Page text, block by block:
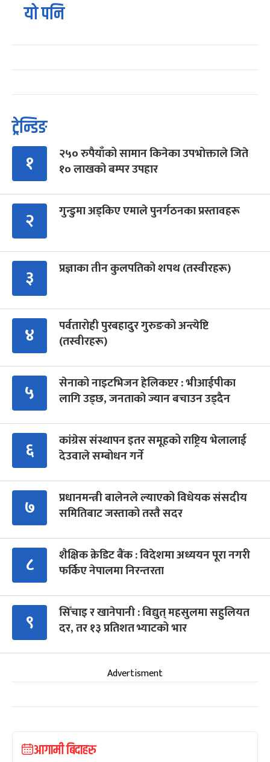
यो पनि
ट्रेन्डिङ
१
२५० रुपैयाँको सामान किनेका उपभोक्ताले जिते
१० लाखको बम्पर उपहार
२ गुन्डुमा अड्किए एमाले पुनर्गठनका प्रस्तावहरू
३ प्रज्ञाका तीन कुलपतिको शपथ (तस्वीरहरू)
४
पर्वतारोही पुरबहादुर गुरुङको अन्त्येष्टि
(तस्वीरहरू)
५
सेनाको नाइटभिजन हेलिकप्टर : भीआईपीका
लागि उड्छ, जनताको ज्यान बचाउन उड्दैन
६
कांग्रेस संस्थापन इतर समूहको राष्ट्रिय भेलालाई
देउवाले सम्बोधन गर्ने
७
प्रधानमन्त्री बालेनले ल्याएको विधेयक संसदीय
समितिबाट जस्ताको तस्तै सदर
८
शैक्षिक क्रेडिट बैंक : विदेशमा अध्ययन पूरा नगरी
फर्किए नेपालमा निरन्तरता
९
सिँचाइ र खानेपानी : विद्युत् महसुलमा सहुलियत
दर, तर १३ प्रतिशत भ्याटको भार
Advertisment
आगामी बिदाहरु